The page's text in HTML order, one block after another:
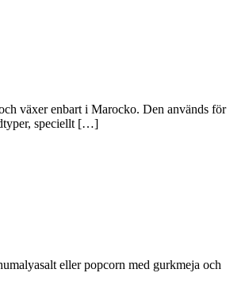
växer enbart i Marocko. Den används för
speciellt […]
eller popcorn med gurkmeja och